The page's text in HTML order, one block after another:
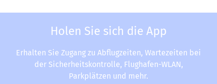
Holen Sie sich die App
Erhalten Sie Zugang zu Abflugzeiten, Wartezeiten bei
der Sicherheitskontrolle, Flughafen-WLAN,
Parkplätzen und mehr.